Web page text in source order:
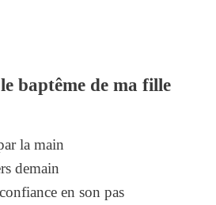
baptême de ma fille
la main
demain
en son pas